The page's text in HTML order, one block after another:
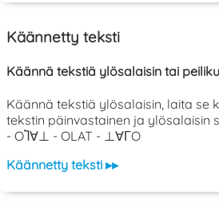
Käännetty teksti
Käännä tekstiä ylösalaisin tai
Käännä tekstiä ylösalaisin, laita se
tekstin päinvastainen ja ylösalaisin
- OႨ∀⊥ - OLAT - ⊥∀ΓO
Käännetty teksti ▸▸